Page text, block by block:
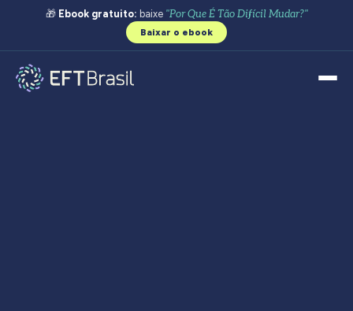
🎁 Ebook gratuito: baixe "Por Que É Tão Difícil Mudar?"
Baixar o ebook